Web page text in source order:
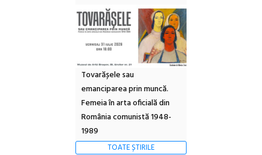
Tovarășele sau
emanciparea prin muncă.
Femeia în arta oficială din
România comunistă 1948-
1989
TOATE ȘTIRILE